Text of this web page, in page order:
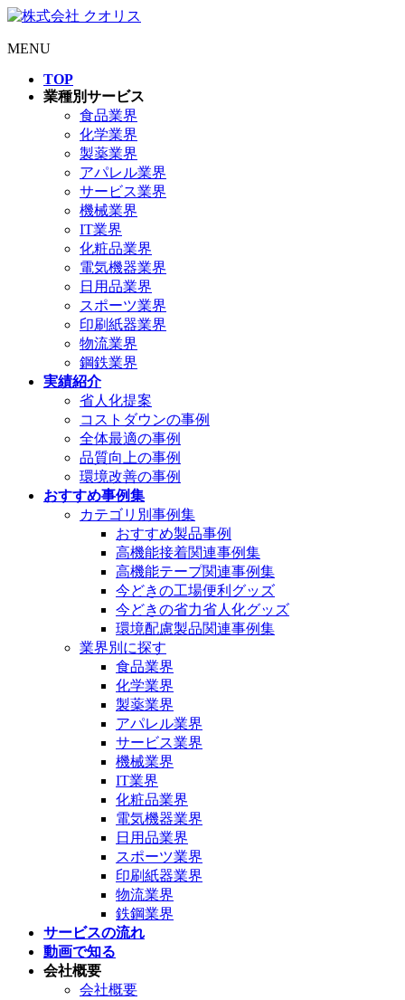
MENU
TOP
業種別サービス
食品業界
化学業界
製薬業界
アパレル業界
サービス業界
機械業界
IT業界
化粧品業界
電気機器業界
日用品業界
スポーツ業界
印刷紙器業界
物流業界
鋼鉄業界
実績紹介
省人化提案
コストダウンの事例
全体最適の事例
品質向上の事例
環境改善の事例
おすすめ事例集
カテゴリ別事例集
おすすめ製品事例
高機能接着関連事例集
高機能テープ関連事例集
今どきの工場便利グッズ
今どきの省力省人化グッズ
環境配慮製品関連事例集
業界別に探す
食品業界
化学業界
製薬業界
アパレル業界
サービス業界
機械業界
IT業界
化粧品業界
電気機器業界
日用品業界
スポーツ業界
印刷紙器業界
物流業界
鉄鋼業界
サービスの流れ
動画で知る
会社概要
会社概要